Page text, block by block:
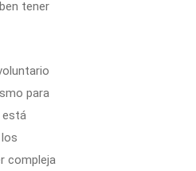
tener
para
está
compleja